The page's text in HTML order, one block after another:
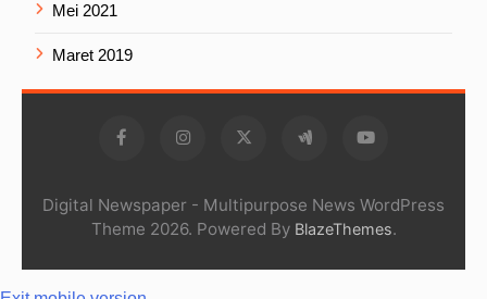
Mei 2021
Maret 2019
Digital Newspaper - Multipurpose News WordPress
Theme 2026. Powered By BlazeThemes.